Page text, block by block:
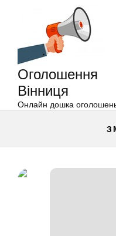
Оголошення
Вінниця
Онлайн дошка